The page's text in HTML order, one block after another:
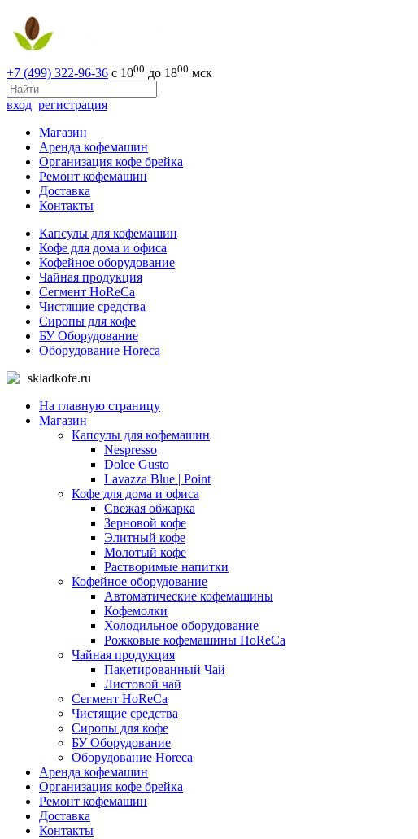
+7 (499) 322-96-36 с 1000 до 1800 мск
вход регистрация
Магазин
Аренда кофемашин
Организация кофе брейка
Ремонт кофемашин
Доставка
Контакты
Капсулы для кофемашин
Кофе для дома и офиса
Кофейное оборудование
Чайная продукция
Сегмент HoReCa
Чистящие средства
Сиропы для кофе
БУ Оборудование
Оборудование Horeca
skladkofe.ru
На главную страницу
Магазин
Капсулы для кофемашин
Nespresso
Dolce Gusto
Lavazza Blue | Point
Кофе для дома и офиса
Свежая обжарка
Зерновой кофе
Элитный кофе
Молотый кофе
Растворимые напитки
Кофейное оборудование
Автоматические кофемашины
Кофемолки
Холодильное оборудование
Рожковые кофемашины HoReCa
Чайная продукция
Пакетированный Чай
Листовой чай
Сегмент HoReCa
Чистящие средства
Сиропы для кофе
БУ Оборудование
Оборудование Horeca
Аренда кофемашин
Организация кофе брейка
Ремонт кофемашин
Доставка
Контакты